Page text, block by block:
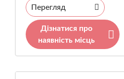
Перегляд
Дізнатися про
наявність місць